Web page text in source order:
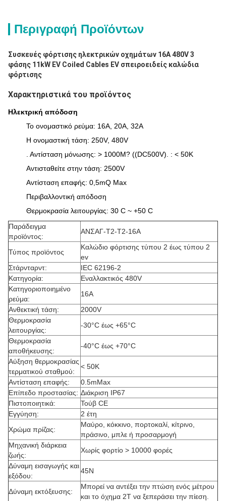
Περιγραφή Προϊόντων
Συσκευές φόρτισης ηλεκτρικών οχημάτων 16A 480V 3
φάσης 11kW EV Coiled Cables EV σπειροειδείς καλώδια
φόρτισης
Χαρακτηριστικά του προϊόντος
Ηλεκτρική απόδοση
Το ονομαστικό ρεύμα: 16A, 20A, 32A
Η ονομαστική τάση: 250V, 480V
. Αντίσταση μόνωσης: > 1000M? ((DC500V). : < 50K
Αντισταθείτε στην τάση: 2500V
Αντίσταση επαφής: 0,5mQ Max
Περιβαλλοντική απόδοση
Θερμοκρασία λειτουργίας: 30 C ~ +50 C
Παράδειγμα
προϊόντος:
ΑΝΣΑΓ-Τ2-Τ2-16Α
Τύπος προϊόντος
Καλώδιο φόρτισης τύπου 2 έως τύπου 2
ev
Στάρνταρντ:
IEC 62196-2
Κατηγορία:
Εναλλακτικός 480V
Κατηγοριοποιημένο
ρεύμα:
16Α
Ανθεκτική τάση:
2000V
Θερμοκρασία
λειτουργίας:
-30°C έως +65°C
Θερμοκρασία
αποθήκευσης:
-40°C έως +70°C
Αύξηση θερμοκρασίας
τερματικού σταθμού:
< 50K
Αντίσταση επαφής:
0.5mMax
Επίπεδο προστασίας: Διάκριση IP67
Πιστοποιητικά:
Τούβ CE
Εγγύηση:
2 έτη
Χρώμα πρίζας:
Μαύρο, κόκκινο, πορτοκαλί, κίτρινο,
πράσινο, μπλε ή προσαρμογή
Μηχανική διάρκεια
ζωής:
Χωρίς φορτίο > 10000 φορές
Δύναμη εισαγωγής και
εξόδου:
45N
Δύναμη εκτόξευσης:
Μπορεί να αντέξει την πτώση ενός μέτρου
και το όχημα 2T να ξεπεράσει την πίεση.